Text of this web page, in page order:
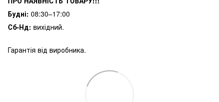
Будні: 08:30–17:00
Сб-Нд: вихідний.
Гарантія від виробника.